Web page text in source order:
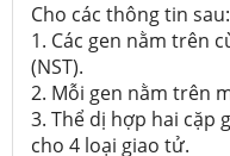
Cho các thông tin sau:
1. Các gen nằm trên
(NST).
2. Mỗi gen nằm trên
3. Thể dị hợp hai cặp
cho 4 loại giao tử.